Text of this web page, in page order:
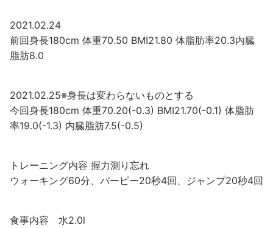
2021.02.24
前回身長180cm 体重70.50 BMI21.80 体脂肪率20.3内臓
脂肪8.0
2021.02.25※身長は変わらないものとする
今回身長180cm 体重70.20(-0.3) BMI21.70(-0.1) 体脂肪
率19.0(-1.3) 内臓脂肪7.5(-0.5)
トレーニング内容 握力測り忘れ
ウォーキング60分、バーピー20秒4回、ジャンプ20秒4回
食事内容 水2.0l